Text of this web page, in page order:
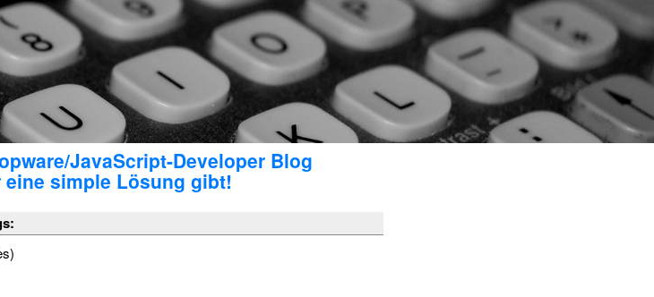
JavaScript-Developer Blog
eine simple Lösung gibt!